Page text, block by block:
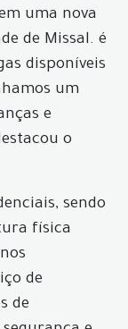
uma nova
de Missal. é
disponíveis
um
e
o
sendo
física
de
de